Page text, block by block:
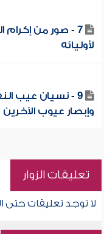
7 - صور من إكرام
لأوليائه
9 - نسيان عيب
وإبصار عيوب الآخرين
تعليقات الزوار
لا توجد تعليقات حتى